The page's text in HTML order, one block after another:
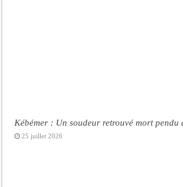
Kébémer : Un soudeur retrouvé mort pendu
25 juillet 2026